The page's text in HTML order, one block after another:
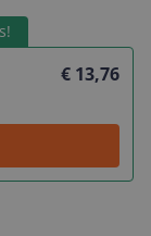
€ 13,76